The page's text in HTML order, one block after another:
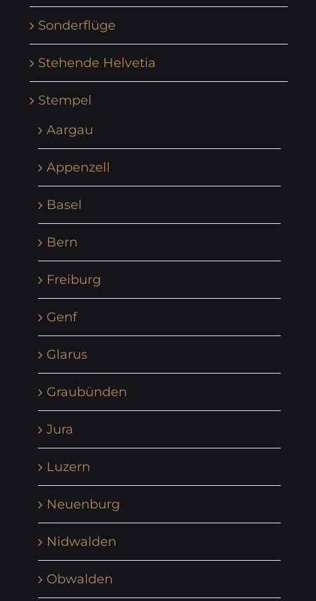
Sonderflüge
Stehende Helvetia
Stempel
Aargau
Appenzell
Basel
Bern
Freiburg
Genf
Glarus
Graubünden
Jura
Luzern
Neuenburg
Nidwalden
Obwalden